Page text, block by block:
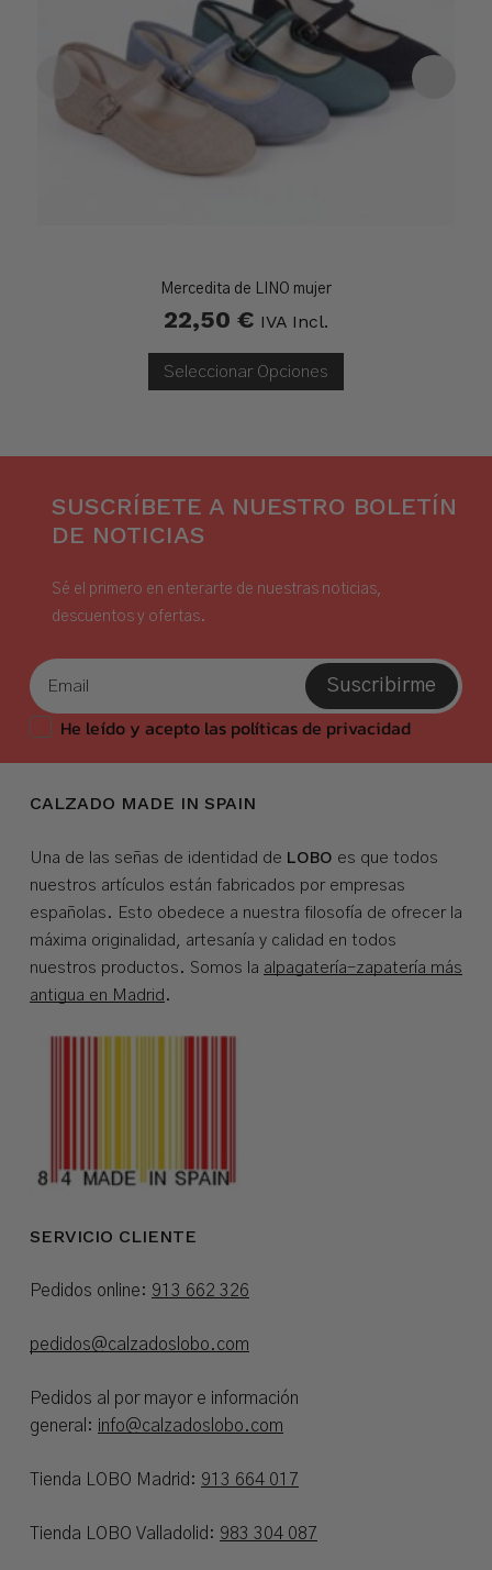
Mercedita de LINO mujer
22,50 € IVA Incl.
Seleccionar Opciones
SUSCRÍBETE A NUESTRO BOLETÍN
DE NOTICIAS
Sé el primero en enterarte de nuestras noticias,
descuentos y ofertas.
Suscribirme
He leído y acepto las políticas de privacidad
CALZADO MADE IN SPAIN
Una de las señas de identidad de LOBO es que todos
nuestros artículos están fabricados por empresas
españolas. Esto obedece a nuestra filosofía de ofrecer la
máxima originalidad, artesanía y calidad en todos
nuestros productos. Somos la alpagatería-zapatería más
antigua en Madrid .
SERVICIO CLIENTE
Pedidos online: 913 662 326
pedidos@calzadoslobo.com
Pedidos al por mayor e información
general: info@calzadoslobo.com
Tienda LOBO Madrid: 913 664 017
Tienda LOBO Valladolid: 983 304 087